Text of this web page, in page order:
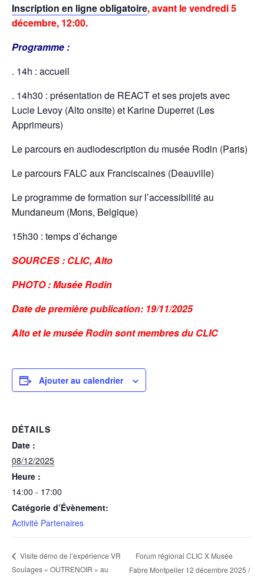
Inscription en ligne obligatoire, avant le vendredi 5
décembre, 12:00.
Programme :
. 14h : accueil
. 14h30 : présentation de REACT et ses projets avec
Lucie Levoy (Alto onsite) et Karine Duperret (Les
Apprimeurs)
Le parcours en audiodescription du musée Rodin (Paris)
Le parcours FALC aux Franciscaines (Deauville)
Le programme de formation sur l’accessibilité au
Mundaneum (Mons, Belgique)
15h30 : temps d’échange
SOURCES : CLIC, Alto
PHOTO : Musée Rodin
Date de première publication: 19/11/2025
Alto et le musée Rodin sont membres du CLIC
Ajouter au calendrier
DÉTAILS
Date :
08/12/2025
Heure :
14:00 - 17:00
Catégorie d’Évènement:
Activité Partenaires
Visite démo de l’expérience VR
Soulages « OUTRENOIR » au
Forum régional CLIC X Musée
Fabre Montpeller 12 décembre 2025 /